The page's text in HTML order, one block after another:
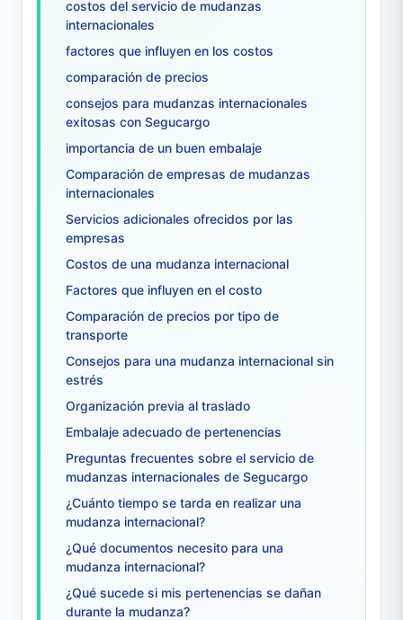
costos del servicio de mudanzas
internacionales
factores que influyen en los costos
comparación de precios
consejos para mudanzas internacionales
exitosas con Segucargo
importancia de un buen embalaje
Comparación de empresas de mudanzas
internacionales
Servicios adicionales ofrecidos por las
empresas
Costos de una mudanza internacional
Factores que influyen en el costo
Comparación de precios por tipo de
transporte
Consejos para una mudanza internacional sin
estrés
Organización previa al traslado
Embalaje adecuado de pertenencias
Preguntas frecuentes sobre el servicio de
mudanzas internacionales de Segucargo
¿Cuánto tiempo se tarda en realizar una
mudanza internacional?
¿Qué documentos necesito para una
mudanza internacional?
¿Qué sucede si mis pertenencias se dañan
durante la mudanza?